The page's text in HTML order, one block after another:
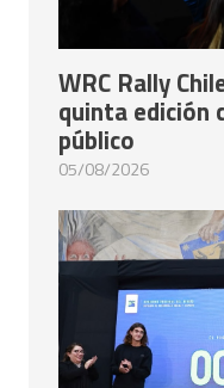
WRC Rally
quinta edición
público
05/08/2026